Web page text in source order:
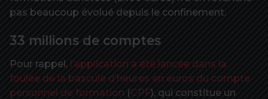
pas beaucoup évolué depuis le confinement.
33 millions de comptes
Pour rappel, l’application a été lancée dans la
foulée de la bascule d’heures en euros du compte
personnel de formation (CPF), qui constitue un